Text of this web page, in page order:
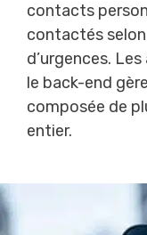
contacts
contactés
d’urgences.
le back-end
composée de
entier.